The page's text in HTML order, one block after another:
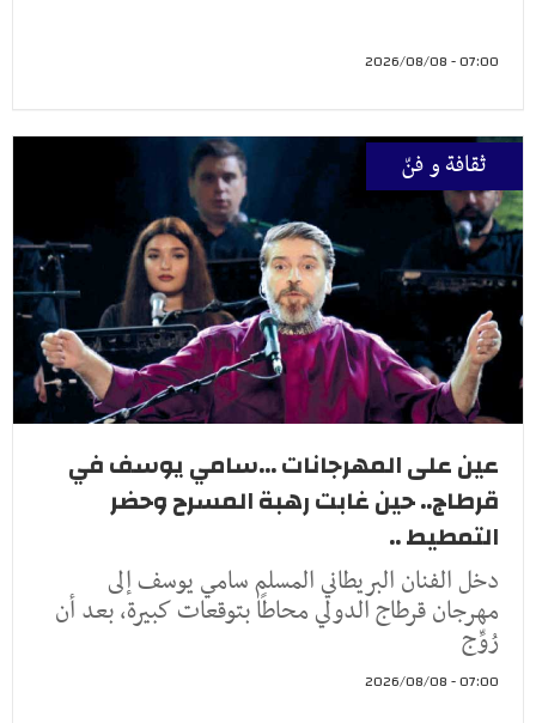
07:00 - 2026/08/08
ثقافة و فنّ
عين على المهرجانات ...سامي يوسف في
قرطاج.. حين غابت رهبة المسرح وحضر
التمطيط ..
دخل الفنان البريطاني المسلم سامي يوسف إلى
مهرجان قرطاج الدولي محاطًا بتوقعات كبيرة، بعد أن
رُوِّج
07:00 - 2026/08/08